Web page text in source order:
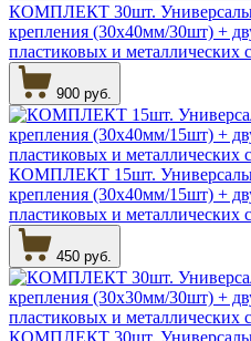
КОМПЛЕКТ 30шт.
крепления (30х40мм/30шт) +
пластиковых и металлических
900 руб.
КОМПЛЕКТ 15шт.
крепления (30х40мм/15шт) +
пластиковых и металлических
450 руб.
КОМПЛЕКТ 30шт.